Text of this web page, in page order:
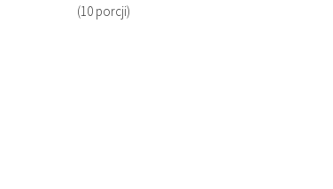
(10 porcji)